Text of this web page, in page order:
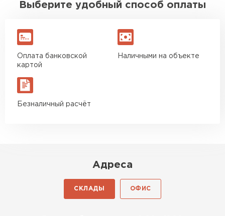
Выберите удобный способ оплаты
Оплата банковской
картой
Наличными на объекте
Безналичный расчёт
Адреса
СКЛАДЫ ОФИС